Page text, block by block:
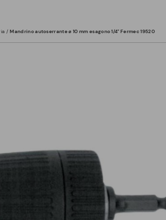
Mandrino autoserrante ø 10 mm esagono 1/4" Fermec 19520